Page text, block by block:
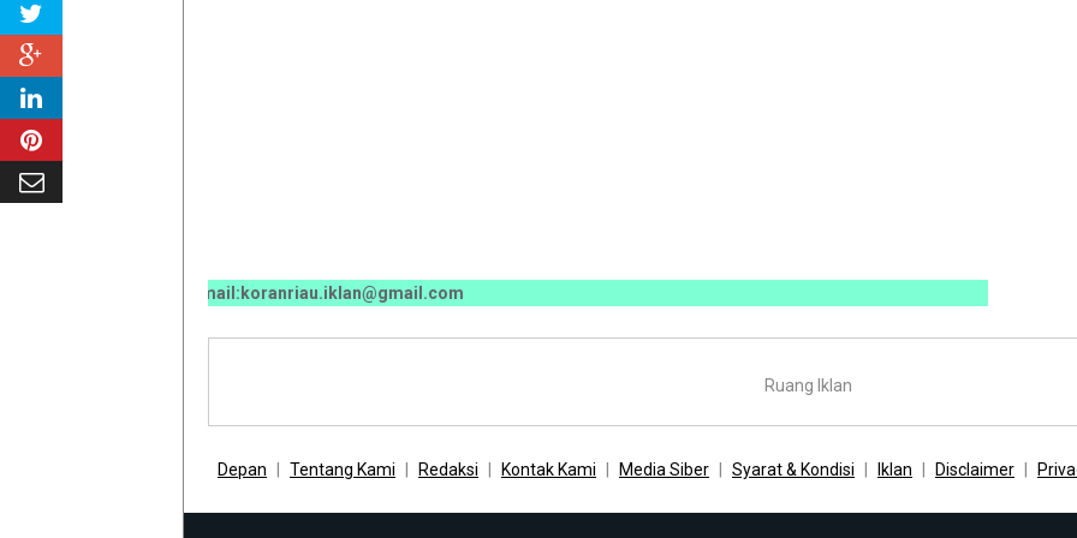
/ 0811 7673 35, Email:koranriau.iklan@gmail.com
Ruang Iklan
Depan Tentang Kami Redaksi Kontak Kami Media Siber Syarat & Kondisi Iklan Disclaimer